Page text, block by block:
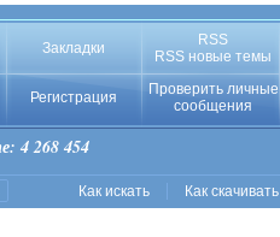
Закладки
RSS
RSS новые темы
Регистрация
Проверить личные
сообщения
4 268 454
Как искать Как скачивать